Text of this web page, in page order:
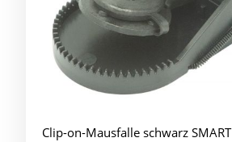
Clip-on-Mausfalle schwarz SMART